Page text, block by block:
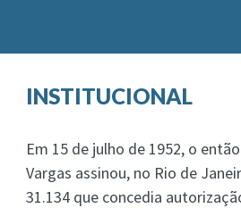
INSTITUCIONAL
Em 15 de julho de 1952, o
Vargas assinou, no Rio de
31.134 que concedia